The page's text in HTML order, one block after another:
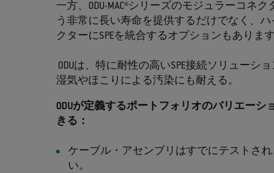
一方、ODU-MAC®シリーズのモジュラーコネ
う非常に長い寿命を提供するだけでなく、
クターにSPEを統合するオプションもあります
ODUは、特に耐性の高いSPE接続ソリューシ
湿気やほこりによる汚染にも耐える。
ODUが定義するポートフォリオのバリエー
きる：
ケーブル・アセンブリはすでにテストさ
い。